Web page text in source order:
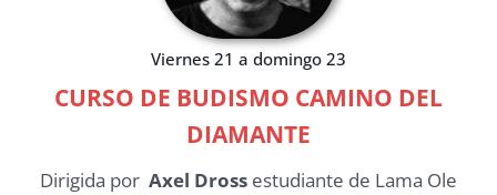
Viernes 21 a domingo 23
CURSO DE BUDISMO CAMINO DEL
DIAMANTE
Dirigida por Axel Dross estudiante de Lama Ole